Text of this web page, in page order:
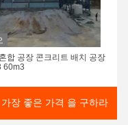
합 공장 콘크리트 배치 공장
60m3
가장 좋은 가격 을 구하라